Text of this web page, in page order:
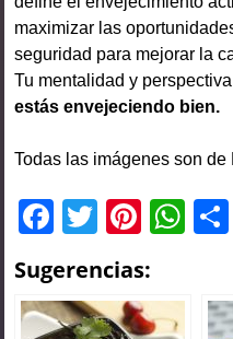
maximizar las
seguridad para mejorar la
Tu mentalidad y perspectiva
estás envejeciendo bien.
Todas las imágenes son de
F
c
e
T
wi
tt
er
Pi
er
e
W
Sugerencias: